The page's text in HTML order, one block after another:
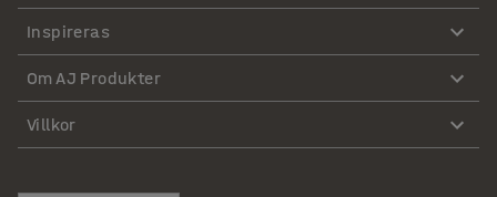
Inspireras
Om AJ Produkter
Villkor